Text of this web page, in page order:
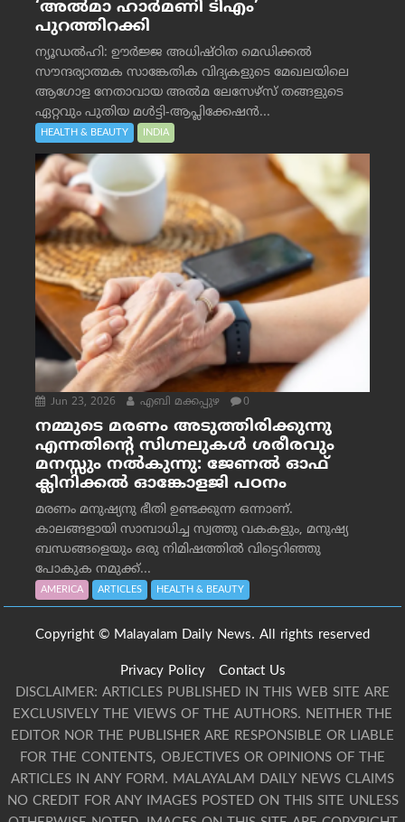
‘അൽമാ ഹാർമണി ടിഎം’
പുറത്തിറക്കി
ന്യൂഡൽഹി: ഊർജ്ജ അധിഷ്ഠിത മെഡിക്കൽ
സൗന്ദര്യാത്മക സാങ്കേതിക വിദ്യകളുടെ മേഖലയിലെ
ആഗോള നേതാവായ അൽമ ലേസേഴ്സ് തങ്ങളുടെ
ഏറ്റവും പുതിയ മൾട്ടി-ആപ്ലിക്കേഷൻ...
HEALTH & BEAUTY INDIA
Jun 23, 2026 എബി മക്കപ്പുഴ 0
നമ്മുടെ മരണം അടുത്തിരിക്കുന്നു
എന്നതിന്റെ സിഗ്നലുകൾ ശരീരവും
മനസ്സും നല്‍കുന്നു: ജേണല്‍ ഓഫ്
ക്ലിനിക്കല്‍ ഓങ്കോളജി പഠനം
മരണം മനുഷ്യനു ഭീതി ഉണ്ടക്കുന്ന ഒന്നാണ്.
കാലങ്ങളായി സാമ്പാധിച്ച സ്വത്തു വകകളും, മനുഷ്യ
ബന്ധങ്ങളെയും ഒരു നിമിഷത്തിൽ വിട്ടെറിഞ്ഞു
പോകുക നമുക്ക്...
AMERICA ARTICLES HEALTH & BEAUTY
Copyright © Malayalam Daily News. All rights reserved
Privacy Policy
Contact Us
DISCLAIMER: ARTICLES PUBLISHED IN THIS WEB SITE ARE
EXCLUSIVELY THE VIEWS OF THE AUTHORS. NEITHER THE
EDITOR NOR THE PUBLISHER ARE RESPONSIBLE OR LIABLE
FOR THE CONTENTS, OBJECTIVES OR OPINIONS OF THE
ARTICLES IN ANY FORM. MALAYALAM DAILY NEWS CLAIMS
NO CREDIT FOR ANY IMAGES POSTED ON THIS SITE UNLESS